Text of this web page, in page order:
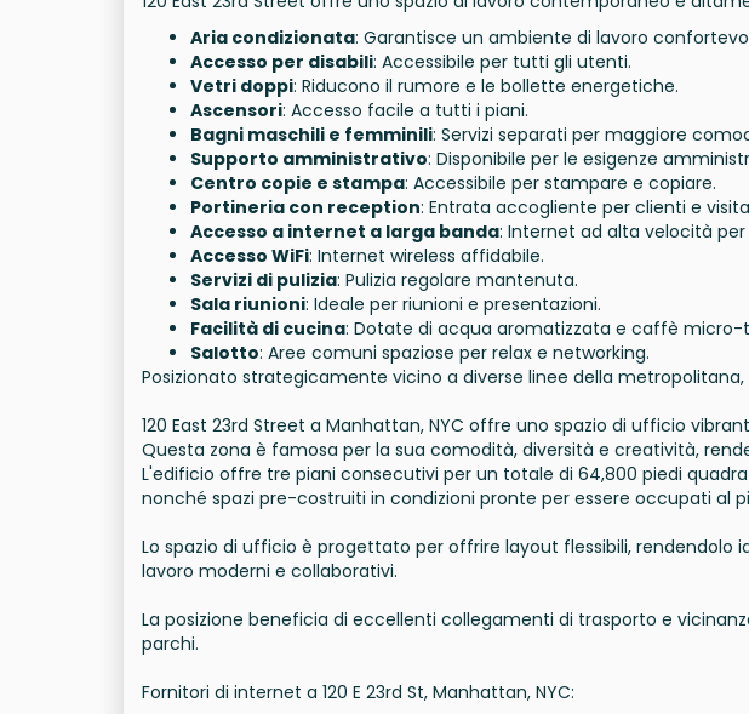
Aria condizionata: Garantisce un ambiente di lavoro
Accesso per disabili: Accessibile per tutti gli utenti.
Vetri doppi: Riducono il rumore e le bollette energetiche.
Ascensori: Accesso facile a tutti i piani.
Bagni maschili e femminili: Servizi separati per maggiore
Supporto amministrativo: Disponibile per le esigenze
Centro copie e stampa: Accessibile per stampare e copiare.
Portineria con reception: Entrata accogliente per clienti e
Accesso a internet a larga banda: Internet ad alta velocità
Accesso WiFi: Internet wireless affidabile.
Servizi di pulizia: Pulizia regolare mantenuta.
Sala riunioni: Ideale per riunioni e presentazioni.
Facilità di cucina: Dotate di acqua aromatizzata e caffè micro-
Salotto: Aree comuni spaziose per relax e networking.
Posizionato strategicamente vicino a diverse linee della
120 East 23rd Street a Manhattan, NYC offre uno spazio di ufficio
Questa zona è famosa per la sua comodità, diversità e creatività,
L'edificio offre tre piani consecutivi per un totale di 64,800 piedi
nonché spazi pre-costruiti in condizioni pronte per essere occupati al
Lo spazio di ufficio è progettato per offrire layout flessibili, rendendolo
lavoro moderni e collaborativi.
La posizione beneficia di eccellenti collegamenti di trasporto e
parchi.
Fornitori di internet a 120 E 23rd St, Manhattan, NYC: